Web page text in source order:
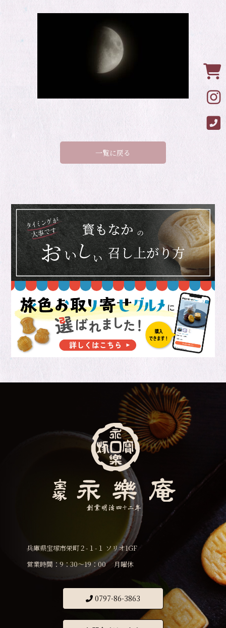
一覧に戻る
兵庫県宝塚市栄町２-１-１ ソリオ1GF
営業時間：9：30〜19：00 月曜休
0797-86-3863